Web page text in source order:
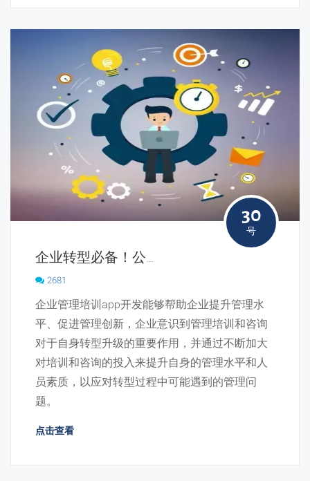
30
号
企业转型必备！公司培训APP开发有大作用！
2681
企业管理培训app开发能够帮助企业提升管理水
平、促进管理创新，企业意识到管理培训和咨询
对于自身转型升级的重要作用，并通过不断加大
对培训和咨询的投入来提升自身的管理水平和人
员素质，以应对转型过程中可能遇到的管理问
题。
点击查看